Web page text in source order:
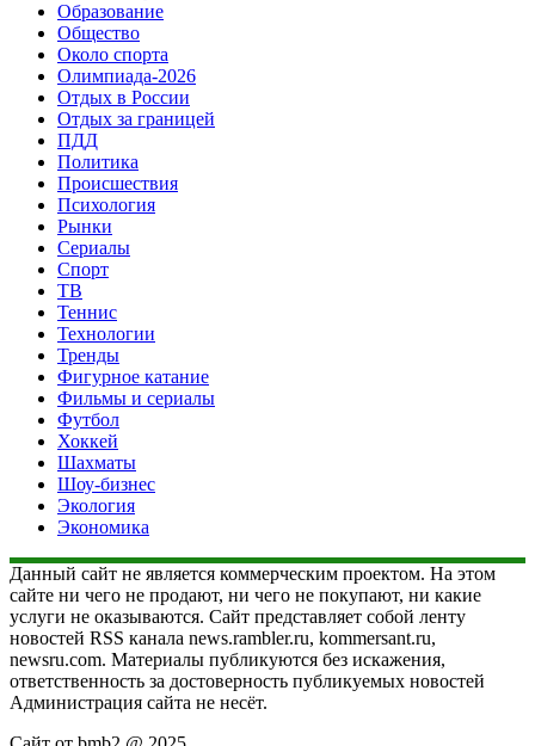
Образование
Общество
Около спорта
Олимпиада-2026
Отдых в России
Отдых за границей
ПДД
Политика
Происшествия
Психология
Рынки
Сериалы
Спорт
ТВ
Теннис
Технологии
Тренды
Фигурное катание
Фильмы и сериалы
Футбол
Хоккей
Шахматы
Шоу-бизнес
Экология
Экономика
Данный сайт не является коммерческим проектом. На этом
сайте ни чего не продают, ни чего не покупают, ни какие
услуги не оказываются. Сайт представляет собой ленту
новостей RSS канала news.rambler.ru, kommersant.ru,
newsru.com. Материалы публикуются без искажения,
ответственность за достоверность публикуемых новостей
Администрация сайта не несёт.